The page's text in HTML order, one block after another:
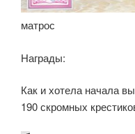
матрос
Награды:
Как и хотела начала
190 скромных